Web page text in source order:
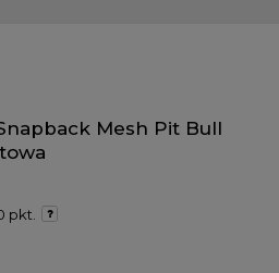
Mesh Pit Bull
pkt.